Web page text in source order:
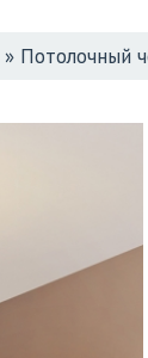
» Потолочный